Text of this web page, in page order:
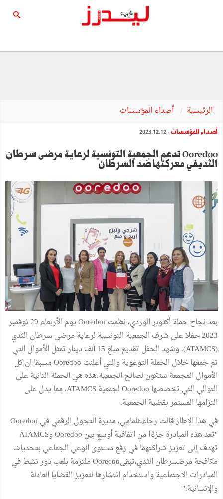
الرئيسية أصداء المؤسسات
أصداء المؤسسات- 2023.12.12
Ooredoo تدعم الجمعية التونسية لرعاية مرضى سرطان
الثديفي معركتها ضد السرطان
بعد نجاح حملة أكتوبر الوردي، نظمت Ooredoo يوم الأربعاء 29 نوفمبر
2023 حفلا على شرف الجمعية التونسية لرعاية مرضى سرطان الثدي
(ATAMCS). وشهد الحفل تقديم مبلغ 15 ألف دينار تمثل الأموال التي
تم جمعها خلال الحملة التوعوية والتي أعلنت Ooredoo مسبقا ان كل
الأموال المجمعة ستكون لصالح الجمعية.هذه هي الحملة الثانية على
التوالي التي تخصصها Ooredoo لجمعية ATAMCS، مما يدل على
التزامها المستمر بقضية الجمعية.
في هذا الإطار قالت رجاءغلمامي، مديرة التحول الرقمي في Ooredoo
"تعد هذه المبادرة جزءًا من اتفاقية أوسع بين Ooredoo وATAMCS
تهدف إلى تعزيز شراكتهما في رفع مستوى الوعي الجماعي بتحديات
مكافحة مرضسرطان الثدي،تبقىOoredoo ملتزمة بلعب دور نشط في
المبادرات الاجتماعية واستخدام انتشارها لتعزيز القضايا العادلة
والإنسانية."